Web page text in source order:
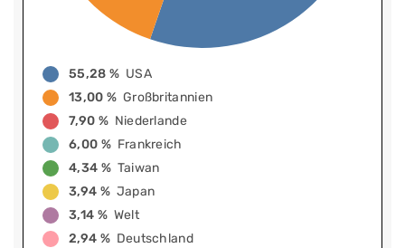
55,28 % USA
13,00 % Großbritannien
7,90 % Niederlande
6,00 % Frankreich
4,34 % Taiwan
3,94 % Japan
3,14 % Welt
2,94 % Deutschland